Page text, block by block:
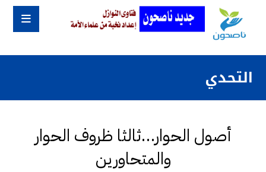
التحدي
أصول الحوار…ثالثا ظروف الحوار
والمتحاورين